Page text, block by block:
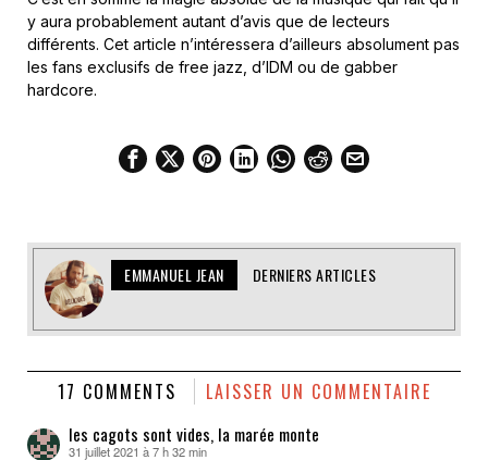
y aura probablement autant d’avis que de lecteurs
différents. Cet article n’intéressera d’ailleurs absolument pas
les fans exclusifs de free jazz, d’IDM ou de gabber
hardcore.
EMMANUEL JEAN DERNIERS ARTICLES
17 COMMENTS LAISSER UN COMMENTAIRE
les cagots sont vides, la marée monte
dit :
31 juillet 2021 à 7 h 32 min